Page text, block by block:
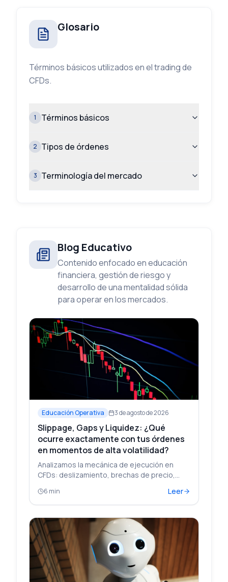
Glosario
Términos básicos utilizados en el trading de
CFDs.
1 Términos básicos
2 Tipos de órdenes
3 Terminología del mercado
Blog Educativo
Contenido enfocado en educación
financiera, gestión de riesgo y
desarrollo de una mentalidad sólida
para operar en los mercados.
Educación Operativa 3 de agosto de 2026
Slippage, Gaps y Liquidez: ¿Qué
ocurre exactamente con tus órdenes
en momentos de alta volatilidad?
Analizamos la mecánica de ejecución en
CFDs: deslizamiento, brechas de precio,
del spread durante eventos de alto impacto.
6 min Leer